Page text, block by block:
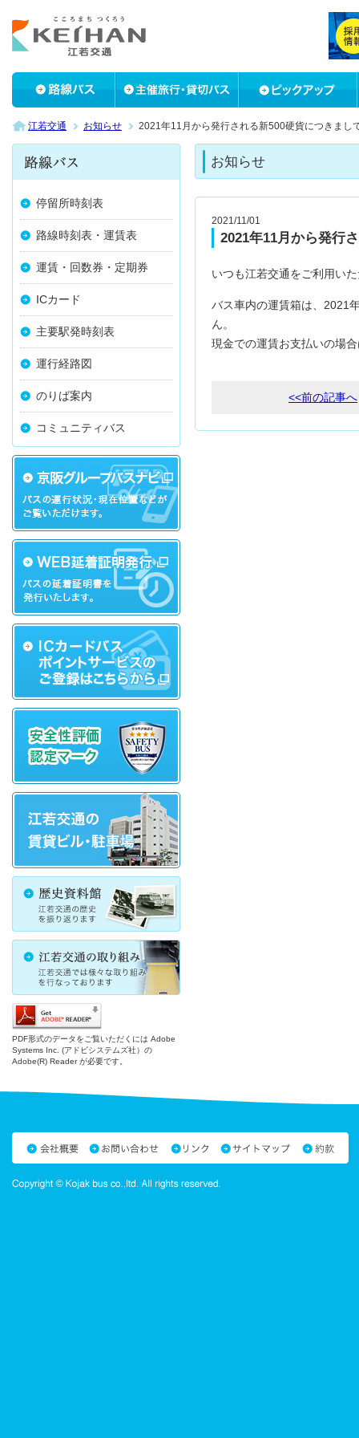
江若交通 お知らせ 2021年11月から発行される新500硬貨につきまし
停留所時刻表
路線時刻表・運賃表
運賃・回数券・定期券
ICカード
主要駅発時刻表
運行経路図
のりば案内
コミュニティバス
PDF形式のデータをご覧いただくには Adobe
Systems Inc. (アドビシステムズ社）の
Adobe(R) Reader が必要です。
お知らせ
2021/11/01
2021年11月から発行
いつも江若交通をご利用い
バス車内の運賃箱は、2021
ん。
現金での運賃お支払いの場
<<前の記事へ